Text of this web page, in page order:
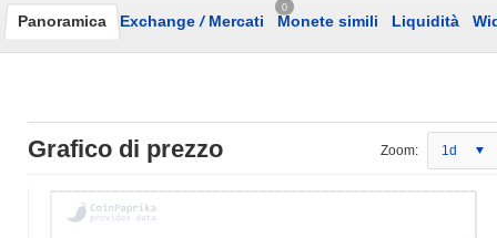
Panoramica Exchange /Mercati
0
Monete simili Liquidità
Grafico di prezzo Zoom: 1d